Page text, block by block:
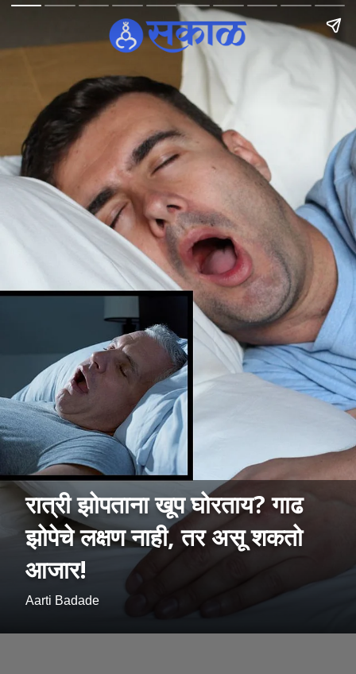
रात्री झोपताना खूप घोरताय? गाढ
झोपेचे लक्षण नाही, तर असू शकतो
आजार!
Aarti Badade